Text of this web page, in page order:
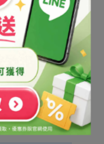
請來電洽詢02-
尋「@syb1803x」